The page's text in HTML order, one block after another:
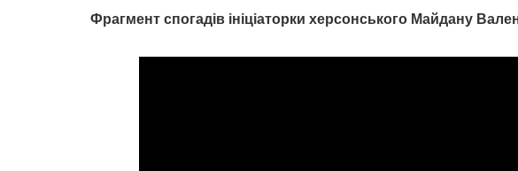
Фрагмент спогадів ініціаторки херсонського Майдану